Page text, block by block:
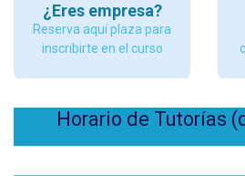
¿Eres empresa?
Reserva aquí plaza para
inscribirte en el curso
Horario de Tutorías